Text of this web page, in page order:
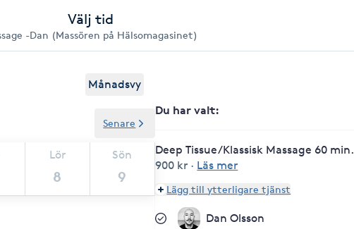
Välj tid
-Dan (Massören på Hälsomagasinet)
Månadsvy
Lör
8
Sön
9
Senare
Du har valt:
Deep Tissue/Klassisk Massage 60 min.
900 kr · Läs mer
Lägg till ytterligare tjänst
Dan Olsson